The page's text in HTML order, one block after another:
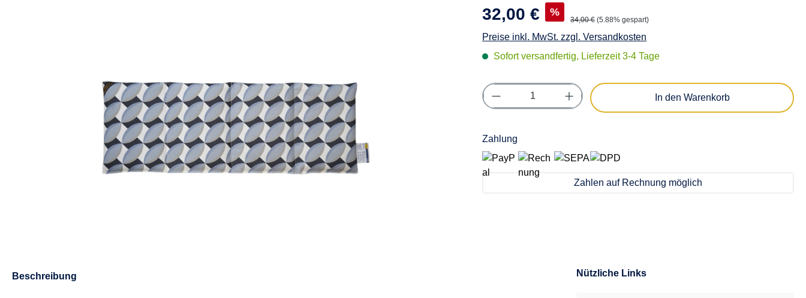
32,00 € %
34,00 € (5.88% gespart)
Preise inkl. MwSt. zzgl. Versandkosten
Sofort versandfertig, Lieferzeit 3-4 Tage
Produkt Anzahl: Gib den gewünschten Wert ein
In den Warenkorb
Zahlung
Zahlen auf Rechnung möglich
Beschreibung Nützliche Links